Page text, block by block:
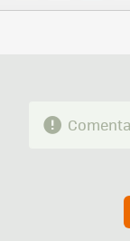
FACEBOOK
TWITTER
E-